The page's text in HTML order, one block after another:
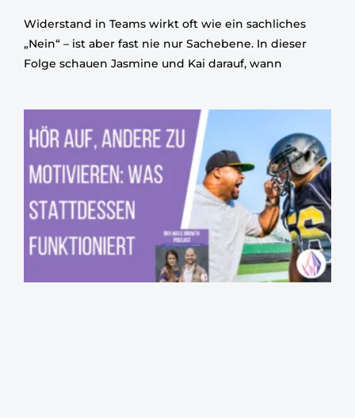
Widerstand in Teams wirkt oft wie ein sachliches
„Nein“ – ist aber fast nie nur Sachebene. In dieser
Folge schauen Jasmine und Kai darauf, wann